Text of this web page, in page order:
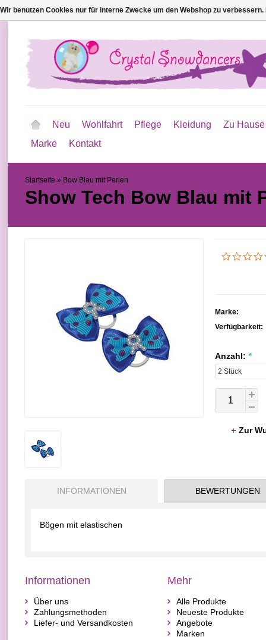
Neu Wohlfahrt Pflege Kleidung
Zu Hause
Marke
Kontakt
Startseite » Bow Blau mit Perlen
Show Tech Bow Blau mit
Marke:
Verfügbarkeit:
Anzahl: *
Zur
INFORMATIONEN BEWERTUNGEN
Bögen mit elastischen
Informationen
Über uns
Zahlungsmethoden
Liefer- und Versandkosten
Mehr
Alle Produkte
Neueste Produkte
Angebote
Marken
Wir benutzen Cookies nur für interne Zwecke um den Webshop zu